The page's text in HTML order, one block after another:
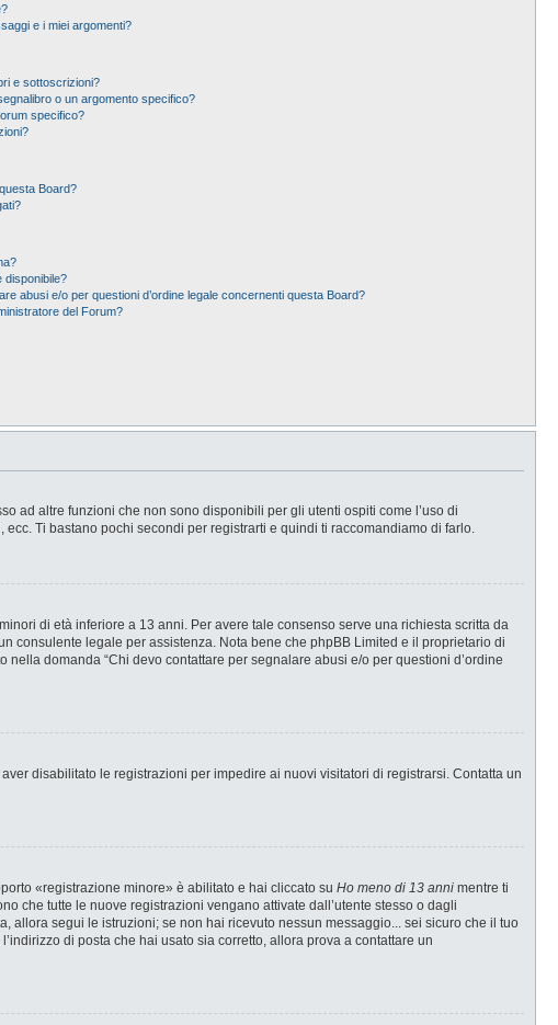
e i miei argomenti?
e sottoscrizioni?
o un argomento specifico?
specifico?
Board?
disponibile?
abusi e/o per questioni d’ordine legale concernenti questa Board?
del Forum?
ad altre funzioni che non sono disponibili per gli utenti ospiti come l’uso di
Ti bastano pochi secondi per registrarti e quindi ti raccomandiamo di farlo.
di età inferiore a 13 anni. Per avere tale consenso serve una richiesta scritta da
consulente legale per assistenza. Nota bene che phpBB Limited e il proprietario di
domanda “Chi devo contattare per segnalare abusi e/o per questioni d’ordine
disabilitato le registrazioni per impedire ai nuovi visitatori di registrarsi. Contatta un
«registrazione minore» è abilitato e hai cliccato su Ho meno di 13 anni mentre ti
che tutte le nuove registrazioni vengano attivate dall’utente stesso o dagli
allora segui le istruzioni; se non hai ricevuto nessun messaggio... sei sicuro che il tuo
di posta che hai usato sia corretto, allora prova a contattare un